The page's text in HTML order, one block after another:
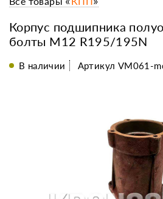
Корпус подшипника
болты М12 R195/195N
В наличии Артикул VM061-